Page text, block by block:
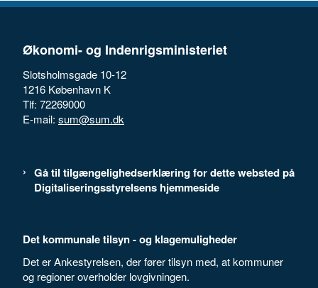
Økonomi- og Indenrigsministeriet
Slotsholmsgade 10-12
1216 København K
Tlf: 72269000
E-mail: sum@sum.dk
Gå til tilgængelighedserklæring for dette websted på
Digitaliseringsstyrelsens hjemmeside
Det kommunale tilsyn - og klagemuligheder
Det er Ankestyrelsen, der fører tilsyn med, at kommuner
og regioner overholder lovgivningen.